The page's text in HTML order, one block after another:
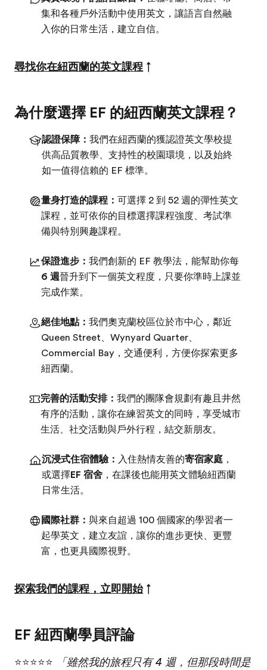
集和各種戶外活動中使用英文，讓語言自然融
入你的日常生活，建立自信。
尋找你在紐西蘭的英文課程 ↑
為什麼選擇 EF 的紐西蘭英文課程？
認證保障： 我們在紐西蘭的獲認證英文學校提
供高品質教學、支持性的校園環境，以及始終
如一值得信賴的 EF 標準。
量身打造的課程： 可選擇 2 到 52 週的彈性英文
課程，並可依你的目標選擇課程強度、考試準
備與特別興趣課程。
保證進步： 我們創新的 EF 教學法，能幫助你每
6 週晉升到下一個英文程度，只要你準時上課並
完成作業。
絕佳地點： 我們奧克蘭校區位於市中心，鄰近
Queen Street、Wynyard Quarter、
Commercial Bay，交通便利，方便你探索更多
紐西蘭。
完善的活動安排： 我們的團隊會規劃有趣且井然
有序的活動，讓你在練習英文的同時，享受城市
生活、社交活動與戶外行程，結交新朋友。
沉浸式住宿體驗： 入住熱情友善的寄宿家庭 ，
或選擇EF 宿舍 ，在課後也能用英文體驗紐西蘭
日常生活。
國際社群： 與來自超過 100 個國家的學習者一
起學英文，建立友誼，讓你的進步更快、更豐
富，也更具國際視野。
探索我們的課程，立即開始↑
EF 紐西蘭學員評論
⭐⭐⭐⭐⭐
「雖然我的旅程只有 4 週，但那段時間是